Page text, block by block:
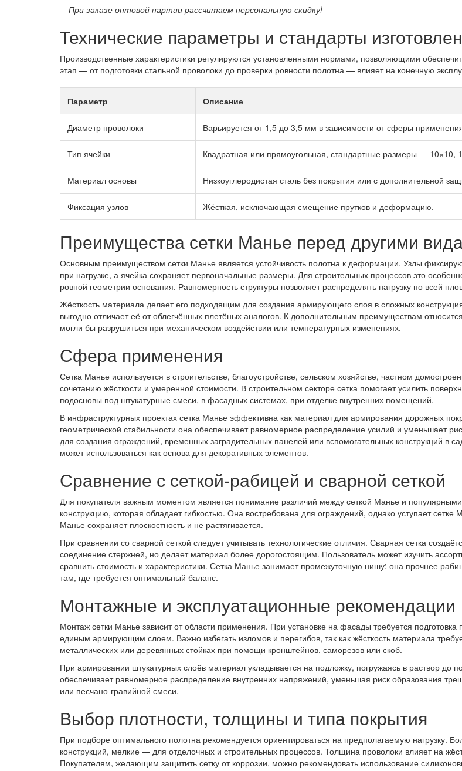
При заказе оптовой партии рассчитаем персональную скидку!
Технические параметры и стандарты
Производственные характеристики регулируются установленными нормами, позволяющими
этап — от подготовки стальной проволоки до проверки ровности полотна — влияет на конечную
Параметр Описание
Диаметр проволоки Варьируется от 1,5 до 3,5 мм в зависимости от сферы
Тип ячейки Квадратная или прямоугольная, стандартные размеры — 10×10,
Материал основы Низкоуглеродистая сталь без покрытия или с дополнительной
Фиксация узлов Жёсткая, исключающая смещение прутков и деформацию.
Преимущества сетки Манье перед другими
Основным преимуществом сетки Манье является устойчивость полотна к деформации. Узлы
при нагрузке, а ячейка сохраняет первоначальные размеры. Для строительных процессов это
ровной геометрии основания. Равномерность структуры позволяет распределять нагрузку по всей
Жёсткость материала делает его подходящим для создания армирующего слоя в сложных
выгодно отличает её от облегчённых плетёных аналогов. К дополнительным преимуществам
могли бы разрушиться при механическом воздействии или температурных изменениях.
Сфера применения
Сетка Манье используется в строительстве, благоустройстве, сельском хозяйстве, частном
сочетанию жёсткости и умеренной стоимости. В строительном секторе сетка помогает усилить
подосновы под штукатурные смеси, в фасадных системах, при отделке внутренних помещений.
В инфраструктурных проектах сетка Манье эффективна как материал для армирования дорожных
геометрической стабильности она обеспечивает равномерное распределение усилий и уменьшает
для создания ограждений, временных заградительных панелей или вспомогательных конструкций в
может использоваться как основа для декоративных элементов.
Сравнение с сеткой-рабицей и сварной сеткой
Для покупателя важным моментом является понимание различий между сеткой Манье и
конструкцию, которая обладает гибкостью. Она востребована для ограждений, однако уступает
Манье сохраняет плоскостность и не растягивается.
При сравнении со сварной сеткой следует учитывать технологические отличия. Сварная сетка
соединение стержней, но делает материал более дорогостоящим. Пользователь может изучить
сравнить стоимость и характеристики. Сетка Манье занимает промежуточную нишу: она прочнее
там, где требуется оптимальный баланс.
Монтажные и эксплуатационные рекомендации
Монтаж сетки Манье зависит от области применения. При установке на фасады требуется
единым армирующим слоем. Важно избегать изломов и перегибов, так как жёсткость материала
металлических или деревянных стойках при помощи кронштейнов, саморезов или скоб.
При армировании штукатурных слоёв материал укладывается на подложку, погружаясь в раствор до
обеспечивает равномерное распределение внутренних напряжений, уменьшая риск образования
или песчано-гравийной смеси.
Выбор плотности, толщины и типа покрытия
При подборе оптимального полотна рекомендуется ориентироваться на предполагаемую нагрузку.
конструкций, мелкие — для отделочных и строительных процессов. Толщина проволоки влияет на
Покупателям, желающим защитить сетку от коррозии, можно рекомендовать использование